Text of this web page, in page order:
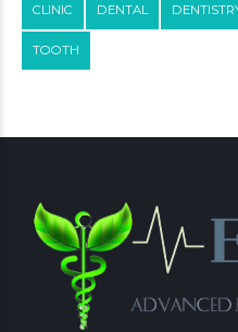
CLINIC DENTAL
TOOTH